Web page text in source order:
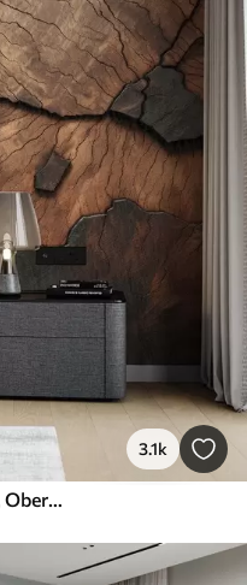
3.1k
holz, Textur, Risse, dunkel, Rinde, Oberfläche